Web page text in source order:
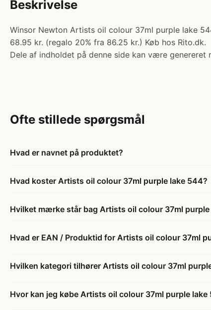
Beskrivelse
Winsor Newton Artists oil colour 37ml purple lake
68.95 kr. (regalo 20% fra 86.25 kr.) Køb hos Rito.dk.
Dele af indholdet på denne side kan være genereret
Ofte stillede spørgsmål
Hvad er navnet på produktet?
Hvad koster Artists oil colour 37ml purple lake 544?
Hvilket mærke står bag Artists oil colour 37ml
Hvad er EAN / Produktid for Artists oil colour 37ml
Hvilken kategori tilhører Artists oil colour 37ml
Hvor kan jeg købe Artists oil colour 37ml purple lake